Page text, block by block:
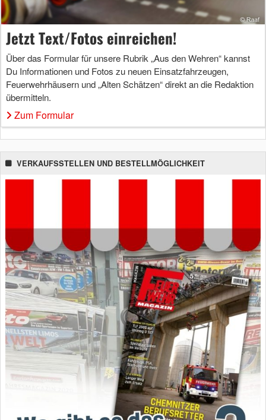
Jetzt Text/Fotos einreichen!
Über das Formular für unsere Rubrik „Aus den Wehren“ kannst
Du Informationen und Fotos zu neuen Einsatzfahrzeugen,
Feuerwehrhäusern und „Alten Schätzen“ direkt an die Redaktion
übermitteln.
Zum Formular
VERKAUFSSTELLEN UND BESTELLMÖGLICHKEIT